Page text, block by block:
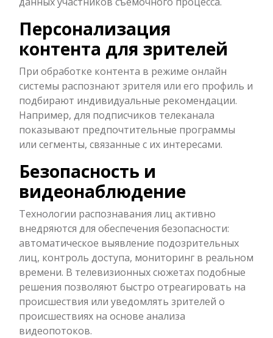
Персонализация
контента для зрителей
При обработке контента в режиме онлайн
системы распознают зрителя или его профиль и
подбирают индивидуальные рекомендации.
Например, для подписчиков телеканала
показывают предпочтительные программы
или сегменты, связанные с их интересами.
Безопасность и
видеонаблюдение
Технологии распознавания лиц активно
внедряются для обеспечения безопасности:
автоматическое выявление подозрительных
лиц, контроль доступа, мониторинг в реальном
времени. В телевизионных сюжетах подобные
решения позволяют быстро отреагировать на
происшествия или уведомлять зрителей о
происшествиях на основе анализа
видеопотоков.